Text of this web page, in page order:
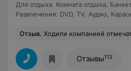
Для отдыха: Комната отдыха
Развлечения: DVD, TV Аудио
Отзыв. Ходили компанией отмечать день рождения подруги 22 ноября. Могу написать огромное количество полюсов и только несколько незначительных минусов. Начну с плюсов: 1. ЧИСТО! Везде! 2. Места много. 3. Бассейн огромный. 4. Парилка просторная и горячая. 5. Несколько леек душа и даже просто кран
Отзывы113